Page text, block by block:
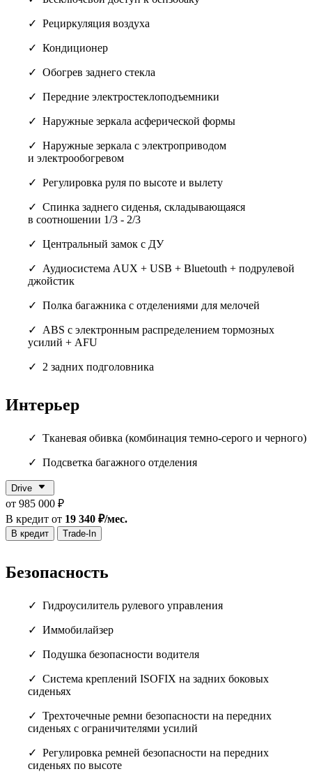
Рециркуляция воздуха
Кондиционер
Обогрев заднего стекла
Передние электростеклоподъемники
Наружные зеркала асферической формы
Наружные зеркала с электроприводом
и электрообогревом
Регулировка руля по высоте и вылету
Спинка заднего сиденья, складывающаяся
в соотношении 1/3 - 2/3
Центральный замок с ДУ
Аудиосистема AUX + USB + Bluetouth + подрулевой
джойстик
Полка багажника с отделениями для мелочей
ABS с электронным распределением тормозных
усилий + AFU
2 задних подголовника
Интерьер
Тканевая обивка (комбинация темно-серого и черного)
Подсветка багажного отделения
Drive
от 985 000 ₽
В кредит от 19 340 ₽/мес.
В кредит Trade-In
Безопасность
Гидроусилитель рулевого управления
Иммобилайзер
Подушка безопасности водителя
Cистема креплений ISOFIX на задних боковых
сиденьях
Трехточечные ремни безопасности на передних
сиденьях с ограничителями усилий
Регулировка ремней безопасности на передних
сиденьях по высоте